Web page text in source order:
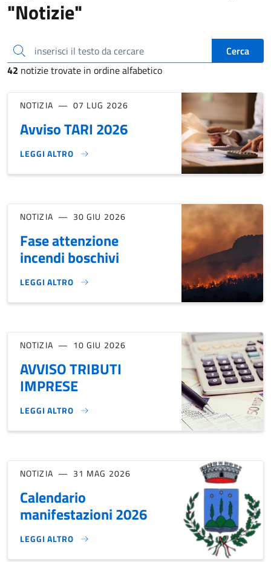
"Notizie"
inserisci il testo da cercare
Cerca
42 notizie trovate in ordine alfabetico
NOTIZIA 07 LUG 2026
Avviso TARI 2026
LEGGI ALTRO
AVVISO TARI 2026}
NOTIZIA 30 GIU 2026
Fase attenzione
incendi boschivi
LEGGI ALTRO
FASE ATTENZIONE INCENDI BOSCHIVI}
NOTIZIA 10 GIU 2026
AVVISO TRIBUTI
IMPRESE
LEGGI ALTRO
AVVISO TRIBUTI IMPRESE}
NOTIZIA 31 MAG 2026
Calendario
manifestazioni 2026
LEGGI ALTRO
CALENDARIO MANIFESTAZIONI 2026}